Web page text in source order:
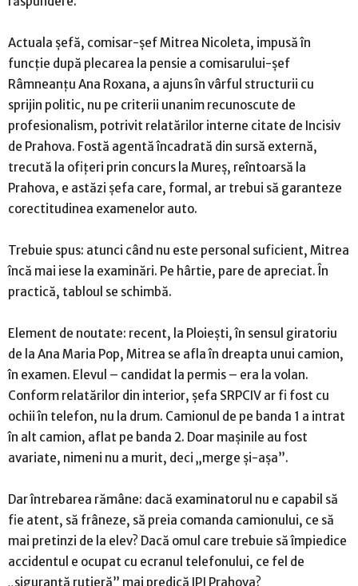
Actuala șefă, comisar-șef Mitrea Nicoleta, impusă în
funcție după plecarea la pensie a comisarului-șef
Râmneanțu Ana Roxana, a ajuns în vârful structurii cu
sprijin politic, nu pe criterii unanim recunoscute de
profesionalism, potrivit relatărilor interne citate de Incisiv
de Prahova. Fostă agentă încadrată din sursă externă,
trecută la ofițeri prin concurs la Mureș, reîntoarsă la
Prahova, e astăzi șefa care, formal, ar trebui să garanteze
corectitudinea examenelor auto.
Trebuie spus: atunci când nu este personal suficient, Mitrea
încă mai iese la examinări. Pe hârtie, pare de apreciat. În
practică, tabloul se schimbă.
Element de noutate: recent, la Ploiești, în sensul giratoriu
de la Ana Maria Pop, Mitrea se afla în dreapta unui camion,
în examen. Elevul – candidat la permis – era la volan.
Conform relatărilor din interior, șefa SRPCIV ar fi fost cu
ochii în telefon, nu la drum. Camionul de pe banda 1 a intrat
în alt camion, aflat pe banda 2. Doar mașinile au fost
avariate, nimeni nu a murit, deci „merge și-așa”.
Dar întrebarea rămâne: dacă examinatorul nu e capabil să
fie atent, să frâneze, să preia comanda camionului, ce să
mai pretinzi de la elev? Dacă omul care trebuie să împiedice
accidentul e ocupat cu ecranul telefonului, ce fel de
„siguranță rutieră” mai predică IPJ Prahova?